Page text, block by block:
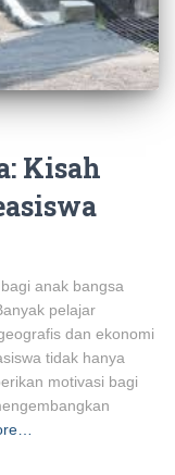
Kisah
anak bangsa
pelajar
dan ekonomi
tidak hanya
motivasi bagi